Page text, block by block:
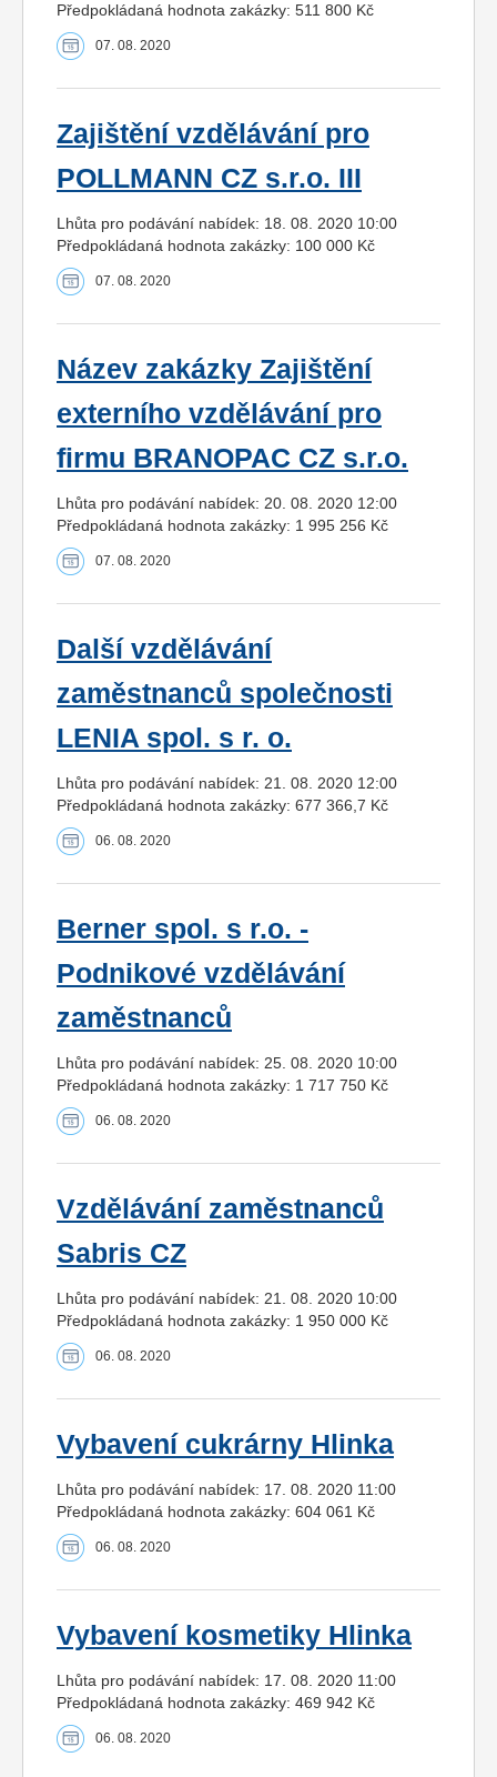
Předpokládaná hodnota zakázky: 511 800 Kč
07. 08. 2020
Zajištění vzdělávání pro
POLLMANN CZ s.r.o. III
Lhůta pro podávání nabídek: 18. 08. 2020 10:00
Předpokládaná hodnota zakázky: 100 000 Kč
07. 08. 2020
Název zakázky Zajištění
externího vzdělávání pro
firmu BRANOPAC CZ s.r.o.
Lhůta pro podávání nabídek: 20. 08. 2020 12:00
Předpokládaná hodnota zakázky: 1 995 256 Kč
07. 08. 2020
Další vzdělávání
zaměstnanců společnosti
LENIA spol. s r. o.
Lhůta pro podávání nabídek: 21. 08. 2020 12:00
Předpokládaná hodnota zakázky: 677 366,7 Kč
06. 08. 2020
Berner spol. s r.o. -
Podnikové vzdělávání
zaměstnanců
Lhůta pro podávání nabídek: 25. 08. 2020 10:00
Předpokládaná hodnota zakázky: 1 717 750 Kč
06. 08. 2020
Vzdělávání zaměstnanců
Sabris CZ
Lhůta pro podávání nabídek: 21. 08. 2020 10:00
Předpokládaná hodnota zakázky: 1 950 000 Kč
06. 08. 2020
Vybavení cukrárny Hlinka
Lhůta pro podávání nabídek: 17. 08. 2020 11:00
Předpokládaná hodnota zakázky: 604 061 Kč
06. 08. 2020
Vybavení kosmetiky Hlinka
Lhůta pro podávání nabídek: 17. 08. 2020 11:00
Předpokládaná hodnota zakázky: 469 942 Kč
06. 08. 2020